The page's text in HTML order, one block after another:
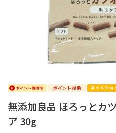
無添加良品 ほろっとカ
ア 30g